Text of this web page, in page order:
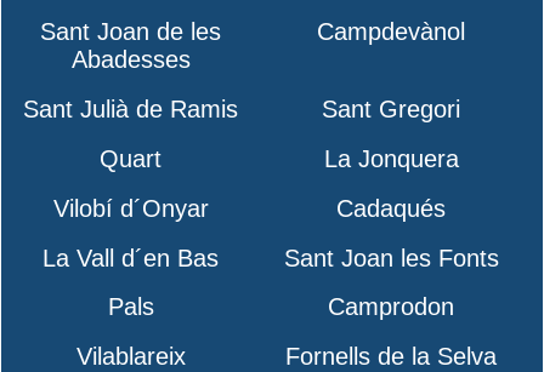
Sant Joan de les
Abadesses
Campdevànol
Sant Julià de Ramis
Sant Gregori
Quart
La Jonquera
Vilobí d´Onyar
Cadaqués
La Vall d´en Bas
Sant Joan les Fonts
Pals
Camprodon
Vilablareix
Fornells de la Selva